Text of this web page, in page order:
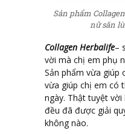
Sản phẩm
nữ săn
Collagen Herbalife–
vời mà chị em phụ
Sản phẩm vừa giúp
vừa giúp chị em có
ngày. Thật tuyệt vời
đều đã được giải
không nào.